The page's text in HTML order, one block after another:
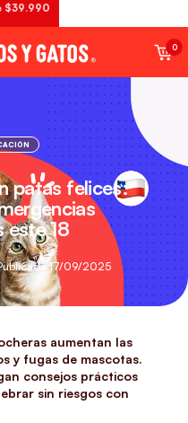
0
patas felices:
este 18
17/09/2025
aumentan las
y fugas de mascotas.
consejos prácticos
sin riesgos con
$39.990